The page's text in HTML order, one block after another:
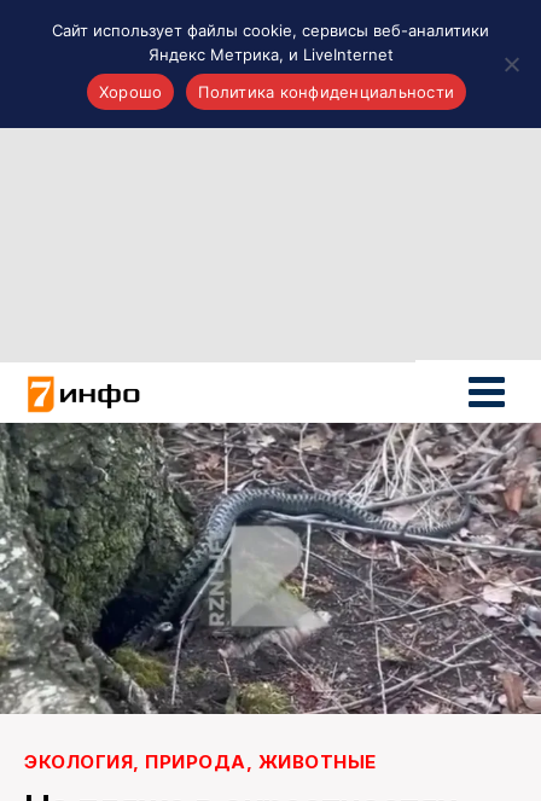
Новости России
Политика
Новости мира
Все материалы 7инфо
О НАС
ПОИСК ПО САЙТУ
ЭКОЛОГИЯ, ПРИРОДА, ЖИВОТНЫЕ
Сайт использует файлы cookie, сервисы веб-аналитики
Яндекс Метрика, и LiveInternet
Хорошо
Политика конфиденциальности